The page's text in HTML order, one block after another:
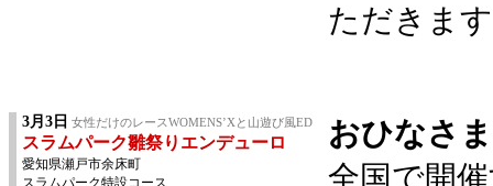
ただきます
3月3日 女性だけのレースWOMENS’Xと山遊び風ED
スラムパーク雛祭りエンデューロ
愛知県瀬戸市余床町
スラムパーク特設コース
おひなさ
全国で開